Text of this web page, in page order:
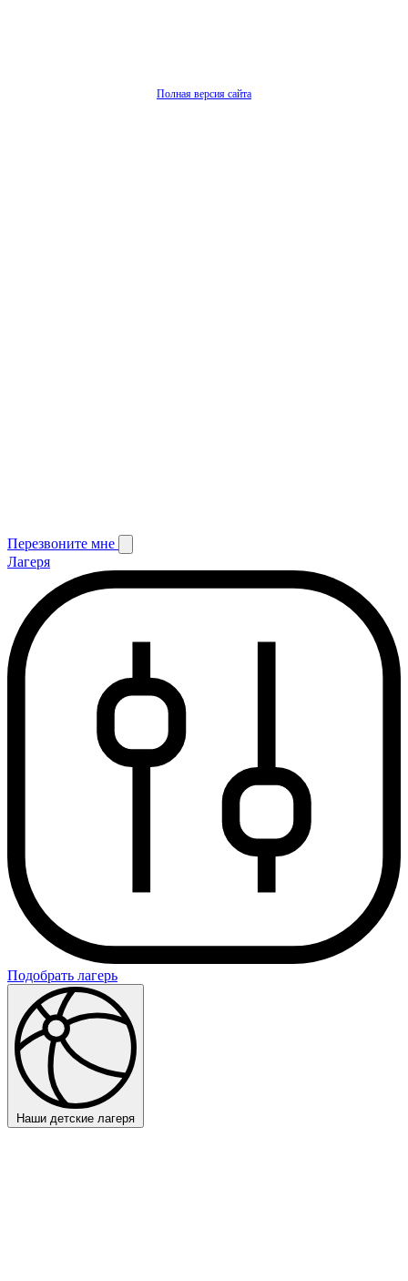
Полная версия сайта
Перезвоните мне
Лагеря
Подобрать лагерь
Наши детские лагеря